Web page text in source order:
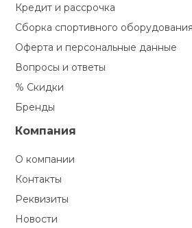
Кредит и рассрочка
Сборка спортивного оборудования
Оферта и персональные данные
Вопросы и ответы
% Скидки
Бренды
Компания
О компании
Контакты
Реквизиты
Новости